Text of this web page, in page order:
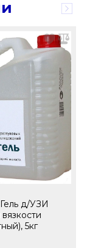
д/УЗИ
5кг